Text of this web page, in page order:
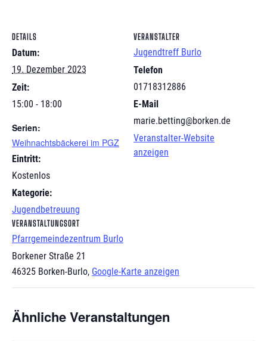
DETAILS
Datum:
19. Dezember 2023
Zeit:
15:00 - 18:00
Serien:
Weihnachtsbäckerei im PGZ
Eintritt:
Kostenlos
Kategorie:
Jugendbetreuung
VERANSTALTUNGSORT
Pfarrgemeindezentrum Burlo
Borkener Straße 21
46325 Borken-Burlo, Google-Karte anzeigen
VERANSTALTER
Jugendtreff Burlo
Telefon
01718312886
E-Mail
marie.betting@borken.de
Veranstalter-Website
anzeigen
Ähnliche Veranstaltungen